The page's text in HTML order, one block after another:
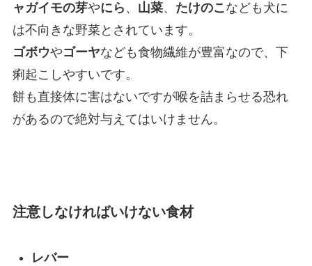
ャガイモの芽やにら 、 山菜、 たけのこなども犬に
は不向きな野菜とされています。
ゴボウやゴーヤなども食物繊維が豊富なので、下
痢起こしやすいです。
餅も直接体に害はないですが喉を詰まらせる恐れ
があるので絶対与えてはいけません。
注意しなければいけない食材
レバー